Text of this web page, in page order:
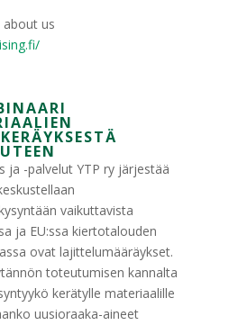
us
ja -palvelut YTP ry järjestää
vaikuttavista
ja EU:ssa kiertotalouden
ovat lajittelumääräykset.
toteutumisen kannalta
kerätylle materiaalille
uusioraaka-aineet